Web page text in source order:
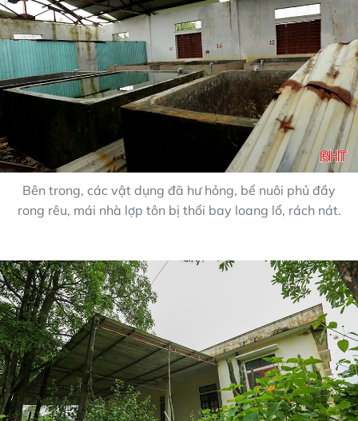
Bên trong, các vật dụng đã hư hỏng, bể nuôi phủ đầy
rong rêu, mái nhà lợp tôn bị thổi bay loang lổ, rách nát.